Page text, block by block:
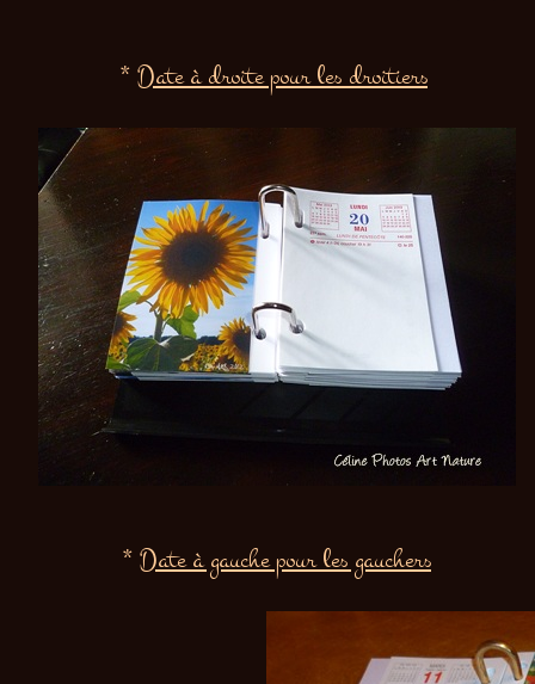
*Date à droite pour les droitiers
*Date à gauche pour les gauchers